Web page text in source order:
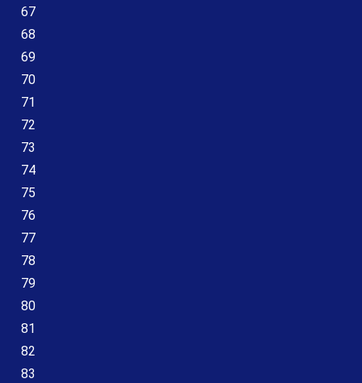
67
68
69
70
71
72
73
74
75
76
77
78
79
80
81
82
83